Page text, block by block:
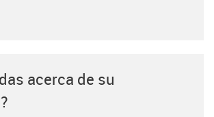
acerca de su